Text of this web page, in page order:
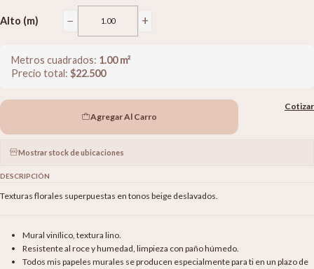
Alto (m) − +
Metros cuadrados: 1.00m²
Precio total: $22.500
Agregar Al Carro
Cotizar
Mostrar stock de ubicaciones
DESCRIPCIÓN
Texturas florales superpuestas en tonos beige deslavados.
Mural vinílico, textura lino.
Resistente al roce y humedad, limpieza con paño húmedo.
Todos mis papeles murales se producen especialmente para ti en un plazo de